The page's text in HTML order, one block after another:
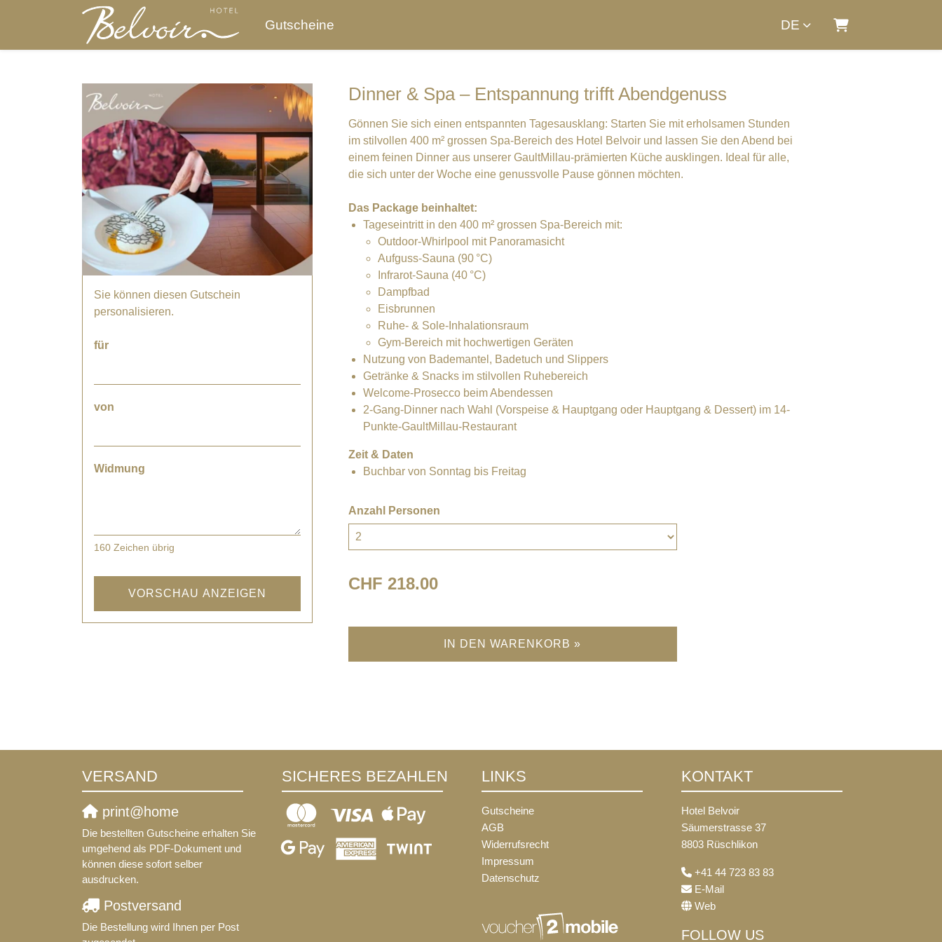
Gutscheine DE
Warenkorb
Sie können diesen Gutschein
personalisieren.
für
von
Widmung
160 Zeichen übrig
VORSCHAU ANZEIGEN
Dinner & Spa – Entspannung trifft Abendgenuss
Gönnen Sie sich einen entspannten Tagesausklang: Starten Sie mit erholsamen Stunden
im stilvollen 400 m² grossen Spa-Bereich des Hotel Belvoir und lassen Sie den Abend bei
einem feinen Dinner aus unserer GaultMillau-prämierten Küche ausklingen. Ideal für alle,
die sich unter der Woche eine genussvolle Pause gönnen möchten.
Das Package beinhaltet:
Tageseintritt in den 400 m² grossen Spa-Bereich mit:
Outdoor-Whirlpool mit Panoramasicht
Aufguss-Sauna (90 °C)
Infrarot-Sauna (40 °C)
Dampfbad
Eisbrunnen
Ruhe- & Sole-Inhalationsraum
Gym-Bereich mit hochwertigen Geräten
Nutzung von Bademantel, Badetuch und Slippers
Getränke & Snacks im stilvollen Ruhebereich
Welcome-Prosecco beim Abendessen
2-Gang-Dinner nach Wahl (Vorspeise & Hauptgang oder Hauptgang & Dessert) im 14-
Punkte-GaultMillau-Restaurant
Zeit & Daten
Buchbar von Sonntag bis Freitag
Anzahl Personen
CHF 218.00
IN DEN WARENKORB »
VERSAND
print@home
Die bestellten Gutscheine erhalten Sie
umgehend als PDF-Dokument und
können diese sofort selber
ausdrucken.
Postversand
Die Bestellung wird Ihnen per Post
SICHERES BEZAHLEN LINKS
Gutscheine
AGB
Widerrufsrecht
Impressum
Datenschutz
KONTAKT
Hotel Belvoir
Säumerstrasse 37
8803 Rüschlikon
+41 44 723 83 83
E-Mail
Web
FOLLOW US